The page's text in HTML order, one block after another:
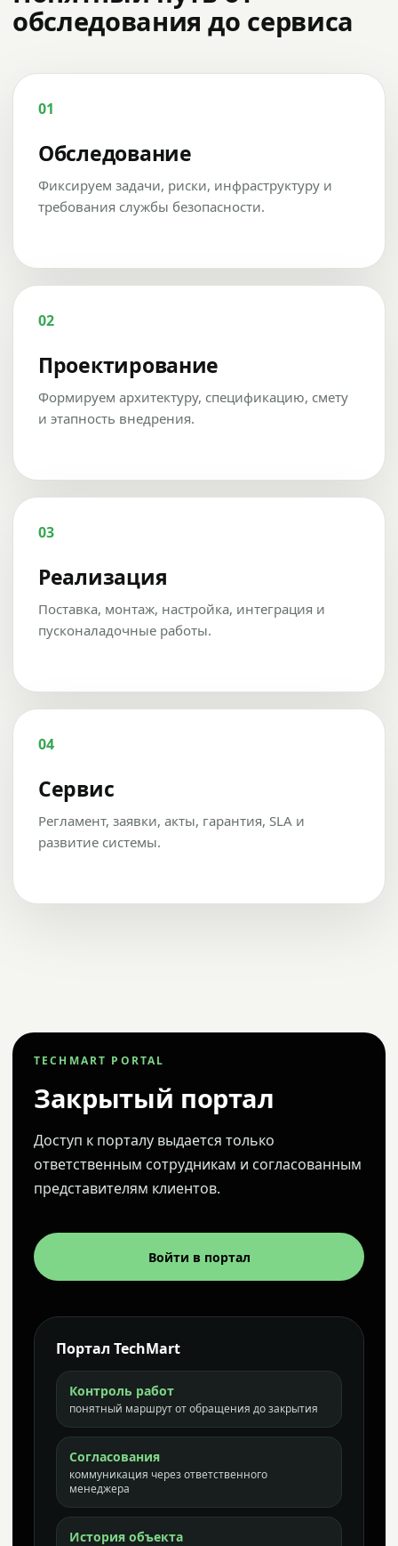
обследования до сервиса
01
Обследование
Фиксируем задачи, риски, инфраструктуру и
требования службы безопасности.
02
Проектирование
Формируем архитектуру, спецификацию, смету
и этапность внедрения.
03
Реализация
Поставка, монтаж, настройка, интеграция и
пусконаладочные работы.
04
Сервис
Регламент, заявки, акты, гарантия, SLA и
развитие системы.
TECHMART PORTAL
Закрытый портал
Доступ к порталу выдается только
ответственным сотрудникам и согласованным
представителям клиентов.
Войти в портал
Портал TechMart
Контроль работ
понятный маршрут от обращения до закрытия
Согласования
коммуникация через ответственного
менеджера
История объекта